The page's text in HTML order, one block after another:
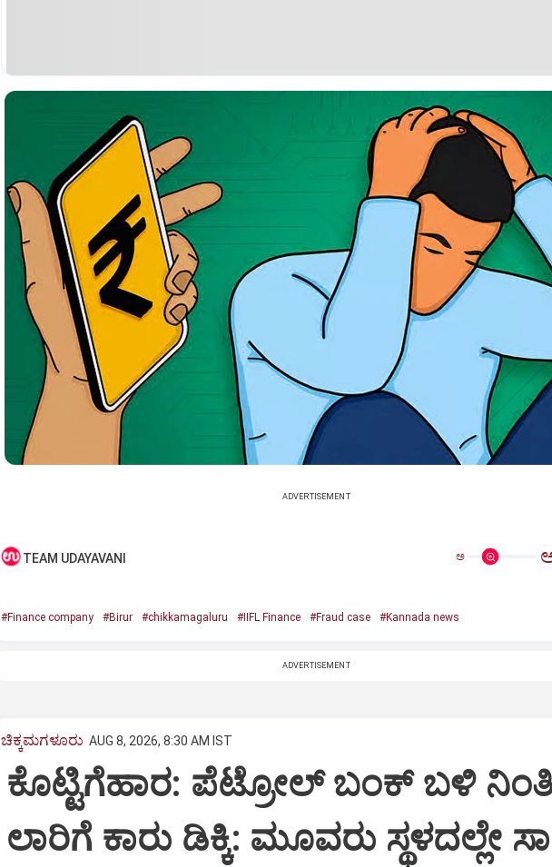
ADVERTISEMENT
TEAM UDAYAVANI ಅ
#Finance company #Birur #chikkamagaluru #IIFL Finance #Fraud case #Kannada news
ADVERTISEMENT
ಚಿಕ್ಕಮಗಳೂರು AUG 8, 2026, 8:30 AM IST
ಕೊಟ್ಟಿಗೆಹಾರ: ಪೆಟ್ರೋಲ್ ಬಂಕ್ ಬಳಿ
ಲಾರಿಗೆ ಕಾರು ಡಿಕ್ಕಿ: ಮೂವರು ಸ್ಥಳದಲ್ಲೇ